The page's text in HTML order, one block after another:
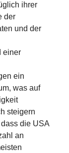
ihrer
der
und der
einer
ein
was auf
steigern
die USA
an